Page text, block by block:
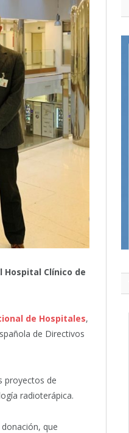
Hospital Clínico de
de Hospitales,
de Directivos
proyectos de
radioterápica.
que